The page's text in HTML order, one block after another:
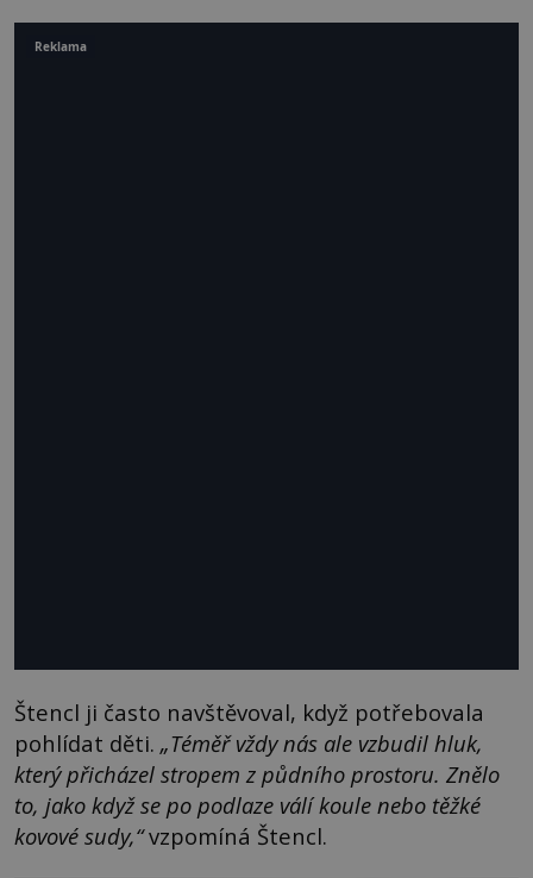
Štencl ji často navštěvoval, když potřebovala
pohlídat děti. „Téměř vždy nás ale vzbudil hluk,
který přicházel stropem z půdního prostoru. Znělo
to, jako když se po podlaze válí koule nebo těžké
kovové sudy,“vzpomíná Štencl.
Reklama